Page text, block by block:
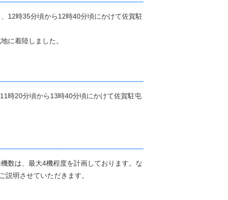
12時35分頃から12時40分頃にかけて佐賀駐
に着陸しました。
時20分頃から13時40分頃にかけて佐賀駐屯
数は、最大4機程度を計画しております。な
明させていただきます。